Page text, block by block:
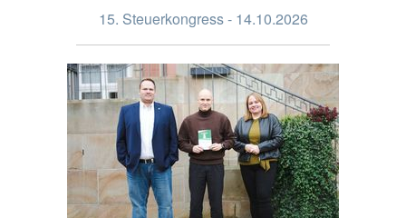
15. Steuerkongress - 14.10.2026